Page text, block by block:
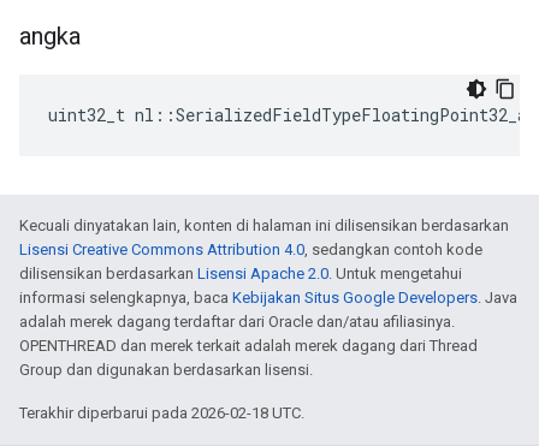
angka
uint32_t
Kecuali dinyatakan lain, konten di halaman ini dilisensikan berdasarkan
Lisensi Creative Commons Attribution 4.0, sedangkan contoh kode
dilisensikan berdasarkan Lisensi Apache 2.0. Untuk mengetahui
informasi selengkapnya, baca Kebijakan Situs Google Developers. Java
adalah merek dagang terdaftar dari Oracle dan/atau afiliasinya.
OPENTHREAD dan merek terkait adalah merek dagang dari Thread
Group dan digunakan berdasarkan lisensi.
Terakhir diperbarui pada 2026-02-18 UTC.